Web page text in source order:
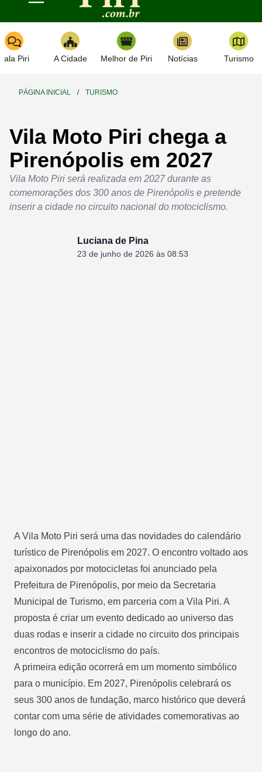
Toggle navigation
Piri A Cidade Melhor de Piri Notícias Turismo
PÁGINA INICIAL / TURISMO
Vila Moto Piri chega a
Pirenópolis em 2027
Vila Moto Piri será realizada em 2027 durante as
comemorações dos 300 anos de Pirenópolis e pretende
inserir a cidade no circuito nacional do motociclismo.
Luciana de Pina
23 de junho de 2026 às 08:53
A Vila Moto Piri será uma das novidades do calendário
turístico de Pirenópolis em 2027. O encontro voltado aos
apaixonados por motocicletas foi anunciado pela
Prefeitura de Pirenópolis, por meio da Secretaria
Municipal de Turismo, em parceria com a Vila Piri. A
proposta é criar um evento dedicado ao universo das
duas rodas e inserir a cidade no circuito dos principais
encontros de motociclismo do país.
A primeira edição ocorrerá em um momento simbólico
para o município. Em 2027, Pirenópolis celebrará os
seus 300 anos de fundação, marco histórico que deverá
contar com uma série de atividades comemorativas ao
longo do ano.